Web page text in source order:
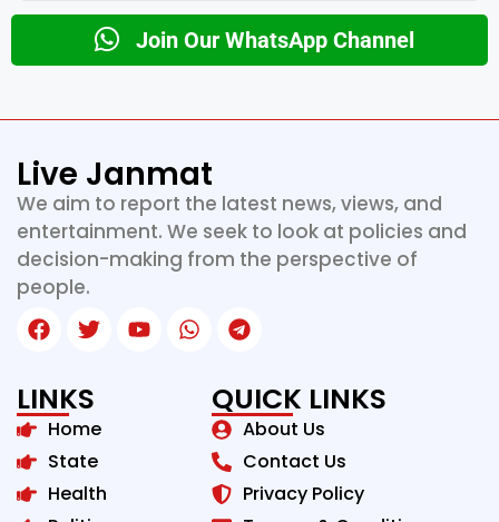
Join Our WhatsApp Channel
Live Janmat
We aim to report the latest news, views, and
entertainment. We seek to look at policies and
decision-making from the perspective of
people.
LINKS
Home
State
Health
QUICK LINKS
About Us
Contact Us
Privacy Policy